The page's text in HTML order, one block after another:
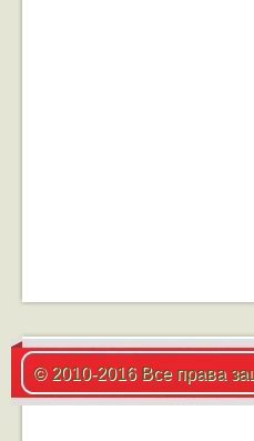
© 2010-2016 Все права